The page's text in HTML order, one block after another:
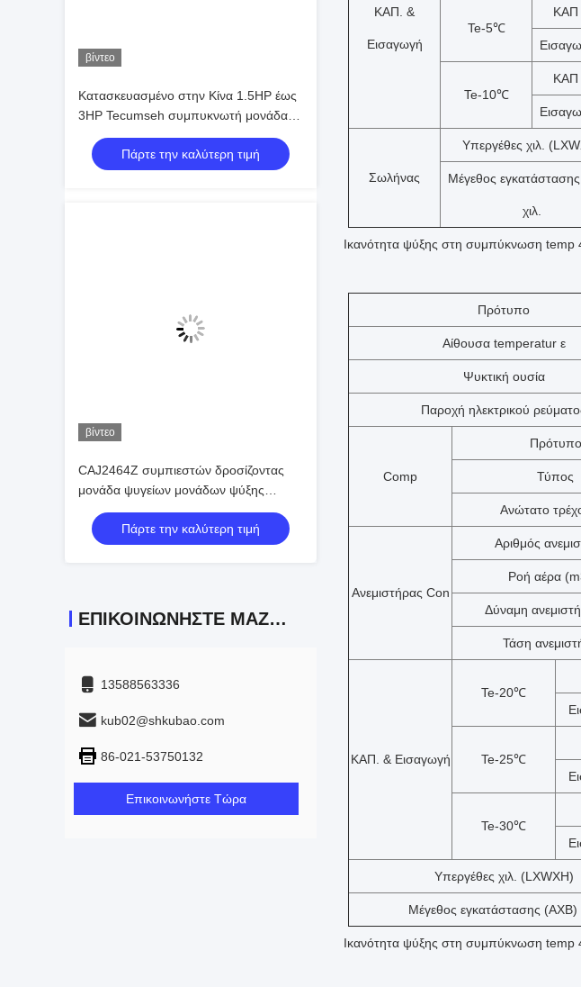
βίντεο
Κατασκευασμένο στην Κίνα 1.5HP έως
3HP Tecumseh συμπυκνωτή μονάδα
συμπύκνωσης ψυγείο μονάδα
συμπύκνωσης ψύξης
Πάρτε την καλύτερη τιμή
βίντεο
CAJ2464Z συμπιεστών δροσίζοντας
μονάδα ψυγείων μονάδων ψύξης
συμπυκνώνοντας
Πάρτε την καλύτερη τιμή
ΕΠΙΚΟΙΝΩΝΉΣΤΕ ΜΑΖΊ ΜΑΣ
13588563336
kub02@shkubao.com
86-021-53750132
Επικοινωνήστε Τώρα
ΚΑΠ. &
Εισαγωγή
Te-5℃
ΚΑΠ
Te-10℃
ΚΑΠ
Σωλήνας
Υπεργέθες χιλ.
Μέγεθος
χιλ.
Ικανότητα ψύξης στη συμπύκνωση
Πρότυπο
Αίθουσα temperatur ε
Ψυκτική ουσία
Παροχή ηλεκτρικού
Comp
Πρότυπο
Τύπος
Ανώτατο
Ανεμιστήρας Con
Αριθμός
Ροή αέρα
Δύναμη
Τάση
ΚΑΠ. & Εισαγωγή
Te-20℃
Te-25℃
Te-30℃
Υπεργέθες χιλ. (LXWXH)
Μέγεθος εγκατάστασης (AXB)
Ικανότητα ψύξης στη συμπύκνωση